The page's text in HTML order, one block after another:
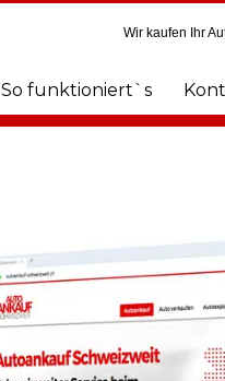
Wir kaufen Ihr
So funktioniert`s